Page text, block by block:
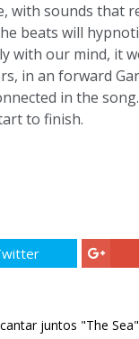
with sounds that
beats will
with our mind, it
in an forward
in the
to finish.
juntos "The Sea"